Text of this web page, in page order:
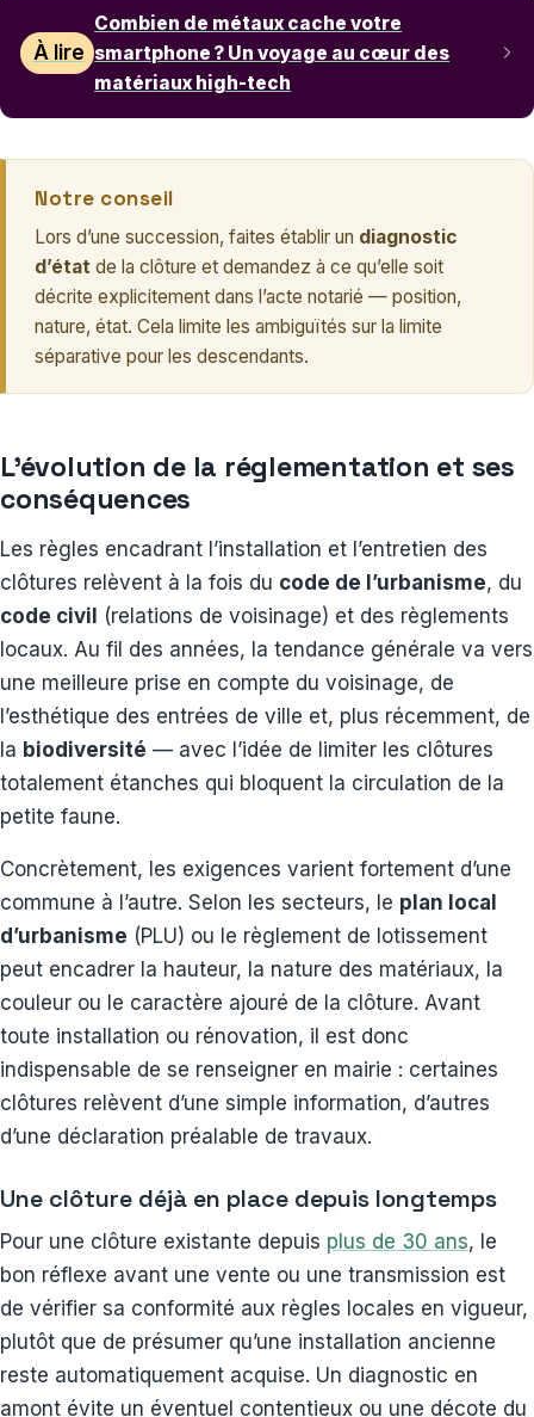
À lire
Combien de métaux cache votre
smartphone ? Un voyage au cœur des
matériaux high-tech
Notre conseil
Lors d’une succession, faites établir un diagnostic
d’état de la clôture et demandez à ce qu’elle soit
décrite explicitement dans l’acte notarié — position,
nature, état. Cela limite les ambiguïtés sur la limite
séparative pour les descendants.
L’évolution de la réglementation et ses
conséquences
Les règles encadrant l’installation et l’entretien des
clôtures relèvent à la fois du code de l’urbanisme, du
code civil (relations de voisinage) et des règlements
locaux. Au fil des années, la tendance générale va vers
une meilleure prise en compte du voisinage, de
l’esthétique des entrées de ville et, plus récemment, de
la biodiversité — avec l’idée de limiter les clôtures
totalement étanches qui bloquent la circulation de la
petite faune.
Concrètement, les exigences varient fortement d’une
commune à l’autre. Selon les secteurs, le plan local
d’urbanisme (PLU) ou le règlement de lotissement
peut encadrer la hauteur, la nature des matériaux, la
couleur ou le caractère ajouré de la clôture. Avant
toute installation ou rénovation, il est donc
indispensable de se renseigner en mairie : certaines
clôtures relèvent d’une simple information, d’autres
d’une déclaration préalable de travaux.
Une clôture déjà en place depuis longtemps
Pour une clôture existante depuis plus de 30 ans, le
bon réflexe avant une vente ou une transmission est
de vérifier sa conformité aux règles locales en vigueur,
plutôt que de présumer qu’une installation ancienne
reste automatiquement acquise. Un diagnostic en
amont évite un éventuel contentieux ou une décote du